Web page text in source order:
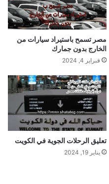
مصر تسمح باستيراد سيارات من
الخارج بدون جمارك
فبراير 4, 2024
تعليق الرحلات الجوية في الكويت
يناير 19, 2024